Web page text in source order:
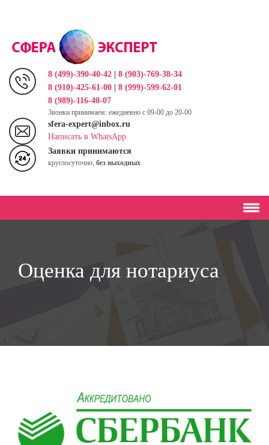
содержанию
8 (499)-390-40-42
8 (903)-769-38-34
8 (910)-425-61-00
8 (999)-599-62-01
8 (989)-116-40-07
Звонки принимаем: ежедневно с 09-00 до 20-00
sfera-expert@inbox.ru
Написать в WhatsApp
Заявки принимаются
круглосуточно, без выходных
Оценка для нотариуса